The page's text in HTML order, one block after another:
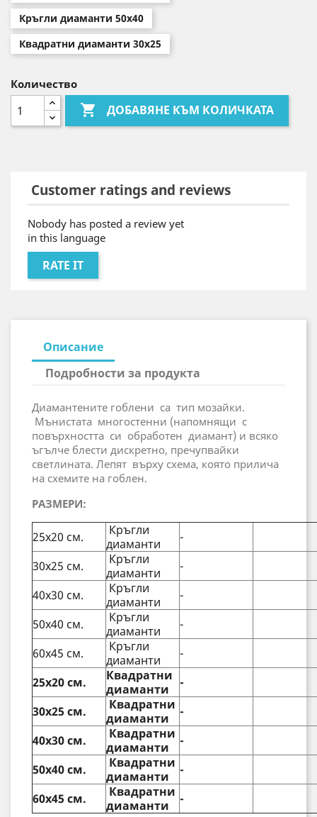
Кръгли диаманти 50х40
Квадратни диаманти 30x25
Количество
 ДОБАВЯНЕ КЪМ КОЛИЧКАТА
Customer ratings and reviews
Nobody has posted a review yet
in this language
RATE IT
Описание
Подробности за продукта
Диамантените гоблени са тип мозайки.
Мънистата многостенни (напомнящи с
повърхността си обработен диамант) и всяко
ъгълче блести дискретно, пречупвайки
светлината. Лепят върху схема, която прилича
на схемите на гоблен.
РАЗМЕРИ:
25х20 см.
Кръгли
диаманти
-
30х25 см.
Кръгли
диаманти
-
40х30 см.
Кръгли
диаманти
-
50х40 см.
Кръгли
диаманти
-
60х45 см.
Кръгли
диаманти
-
25х20 см.
Квадратни
диаманти
-
30х25 см.
Квадратни
диаманти
-
40х30 см.
Квадратни
диаманти
-
50х40 см.
Квадратни
диаманти
-
60х45 см.
Квадратни
диаманти
-